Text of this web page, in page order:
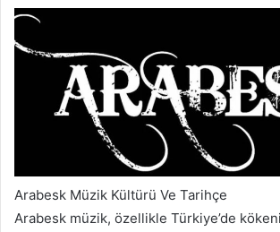
Arabesk Müzik Kültürü Ve Tarihçe
Arabesk müzik, özellikle Türkiye’de